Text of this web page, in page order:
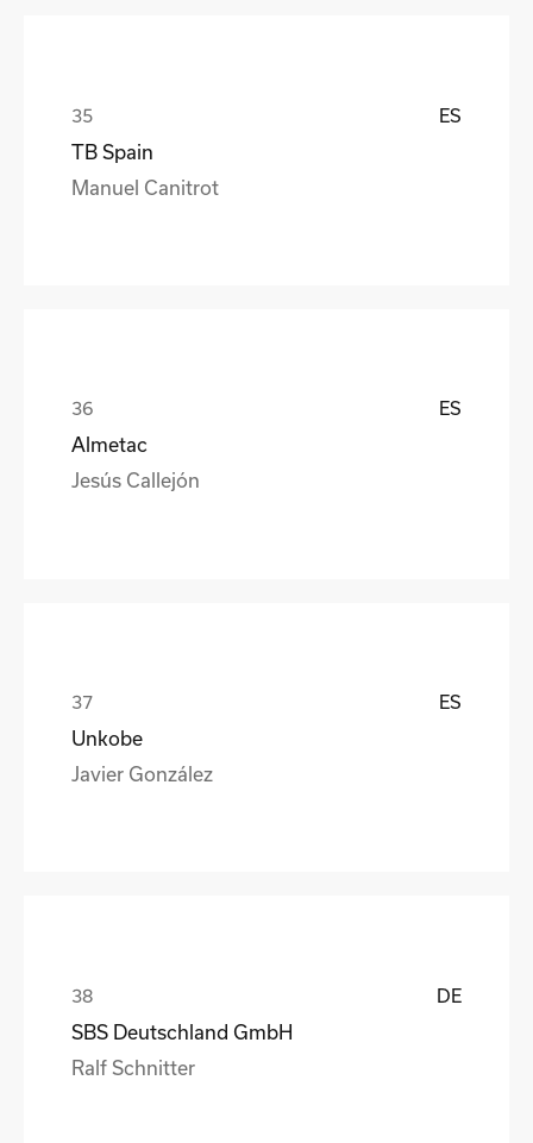
ES
TB Spain
Manuel Canitrot
ES
Almetac
Jesús Callejón
ES
Unkobe
Javier González
DE
SBS Deutschland GmbH
Ralf Schnitter